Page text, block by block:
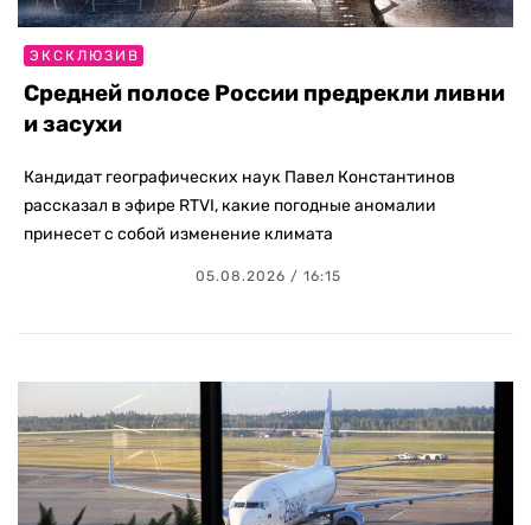
ЭКСКЛЮЗИВ
Средней полосе России предрекли ливни
и засухи
Кандидат географических наук Павел Константинов
рассказал в эфире RTVI, какие погодные аномалии
принесет с собой изменение климата
05.08.2026 / 16:15